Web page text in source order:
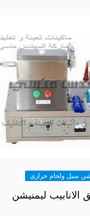
سيل ولحام حرارى
الانابيب ليمنيشن